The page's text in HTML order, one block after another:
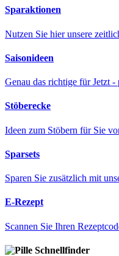
Sparaktionen
Nutzen Sie hier unsere
Saisonideen
Genau das richtige für Jetzt -
Stöberecke
Ideen zum Stöbern für Sie
Sparsets
Sparen Sie zusätzlich mit
E-Rezept
Scannen Sie Ihren
Schnellfinder